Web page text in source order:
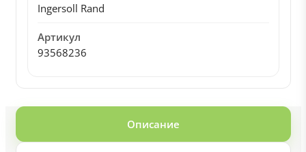
Ingersoll Rand
Артикул
93568236
Описание